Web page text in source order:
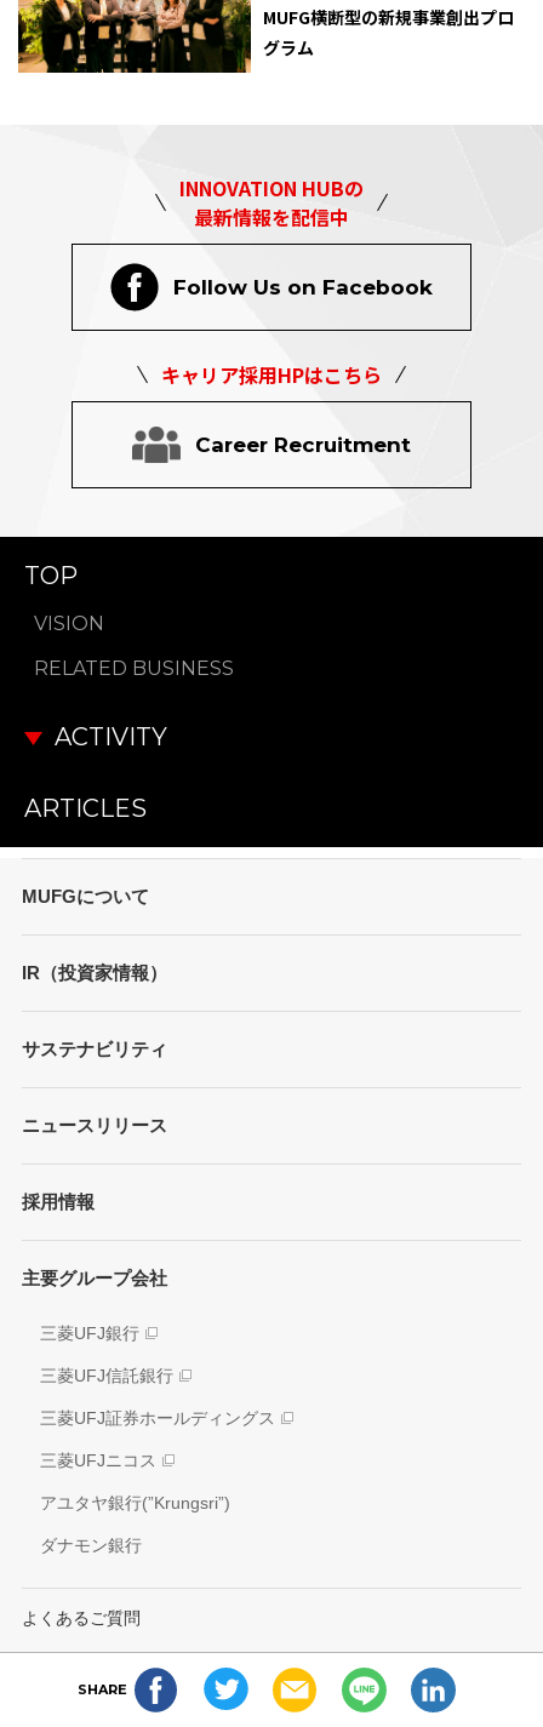
SHARE
MUFG横断型の新規事業創出プロ
グラム
INNOVATION HUBの
最新情報を配信中
Follow Us on Facebook
キャリア採用HPはこちら
Career Recruitment
TOP
VISION
RELATED BUSINESS
ACTIVITY
ARTICLES
MUFGについて
トップメッセージ
MUFGブランド
ガバナンス
事業内容
IR（投資家情報）
財務情報
債券・格付情報
個人投資家の皆さまへ
各種レポート
アナリスト情報
電子公告
情報開示方針
IRお問い合わせ窓口
サステナビリティ
各種レポート/データ/インデックス
方針/ガイドライン
イニシアティブへの参画
環境
社会
ガバナンス
外部評価
社会貢献活動
ニュースリリース
採用情報
主要グループ会社
三菱UFJ銀行
三菱UFJ信託銀行
三菱UFJ証券ホールディングス
三菱UFJニコス
アユタヤ銀行(”Krungsri”)
ダナモン銀行
よくあるご質問